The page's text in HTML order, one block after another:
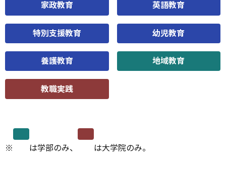
家政教育 英語教育
特別支援教育 幼児教育
養護教育 地域教育
教職実践
※ は学部のみ、 は大学院のみ。